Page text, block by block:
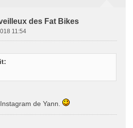
des Fat Bikes
11:54
de Yann.